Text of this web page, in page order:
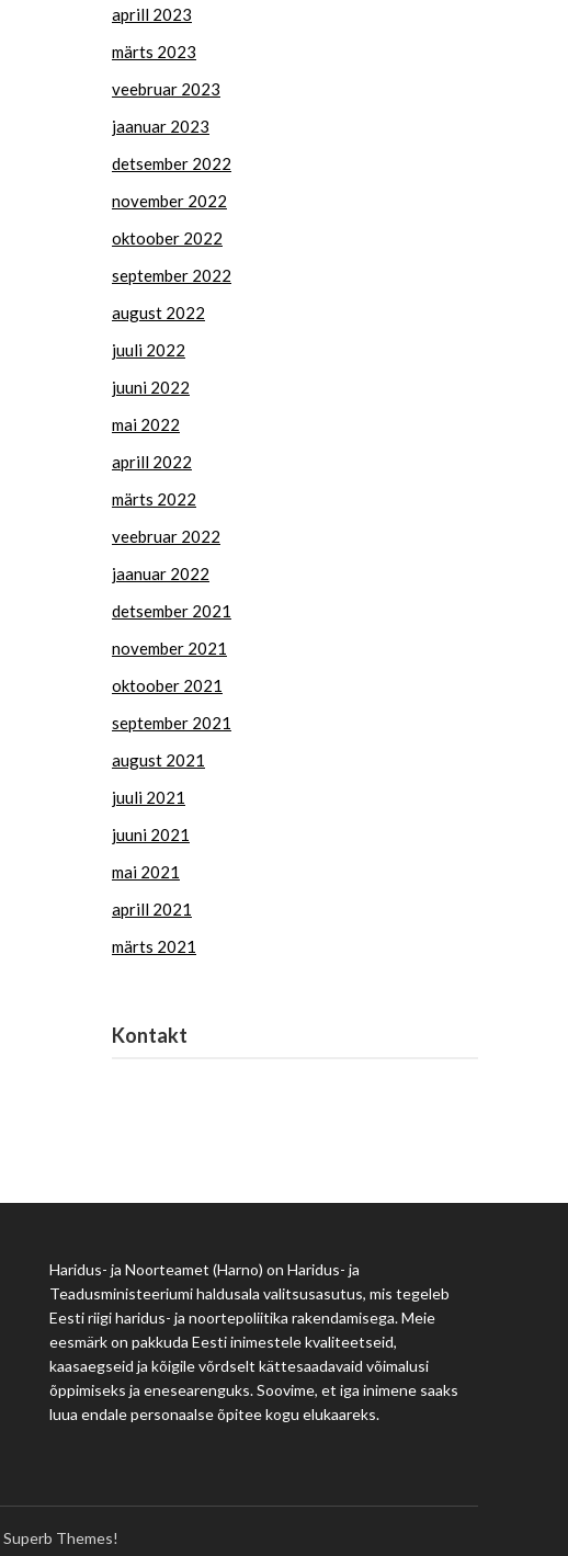
aprill 2023
märts 2023
veebruar 2023
jaanuar 2023
detsember 2022
november 2022
oktoober 2022
september 2022
august 2022
juuli 2022
juuni 2022
mai 2022
aprill 2022
märts 2022
veebruar 2022
jaanuar 2022
detsember 2021
november 2021
oktoober 2021
september 2021
august 2021
juuli 2021
juuni 2021
mai 2021
aprill 2021
märts 2021
Kontakt
Haridus- ja Noorteamet (Harno) on Haridus- ja
Teadusministeeriumi haldusala valitsusasutus, mis tegeleb
Eesti riigi haridus- ja noortepoliitika rakendamisega. Meie
eesmärk on pakkuda Eesti inimestele kvaliteetseid,
kaasaegseid ja kõigile võrdselt kättesaadavaid võimalusi
õppimiseks ja enesearenguks. Soovime, et iga inimene saaks
luua endale personaalse õpitee kogu elukaareks.
Superb Themes!